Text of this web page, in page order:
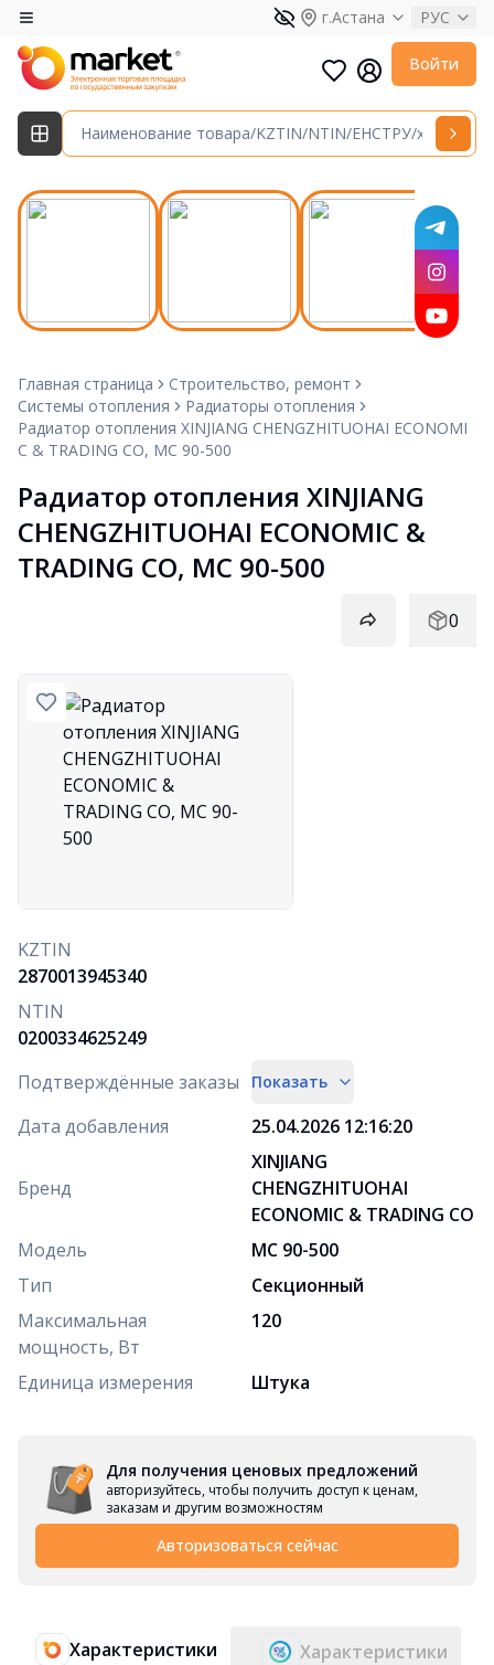
г.Астана РУС
Войти
Главная страница
Строительство, ремонт
Системы отопления
Радиаторы отопления
Радиатор отопления XINJIANG CHENGZHITUOHAI ECONOMI
C & TRADING CO, МС 90-500
Радиатор отопления XINJIANG
CHENGZHITUOHAI ECONOMIC &
TRADING CO, МС 90-500
0
KZTIN
2870013945340
NTIN
0200334625249
Подтверждённые заказы
Показать
Дата добавления 25.04.2026 12:16:20
Бренд
XINJIANG
CHENGZHITUOHAI
ECONOMIC & TRADING CO
Модель
МС 90-500
Тип
Секционный
Максимальная
мощность, Вт
120
Единица измерения Штука
Для получения ценовых предложений
авторизуйтесь, чтобы получить доступ к ценам,
заказам и другим возможностям
Авторизоваться сейчас
Характеристики Характеристики